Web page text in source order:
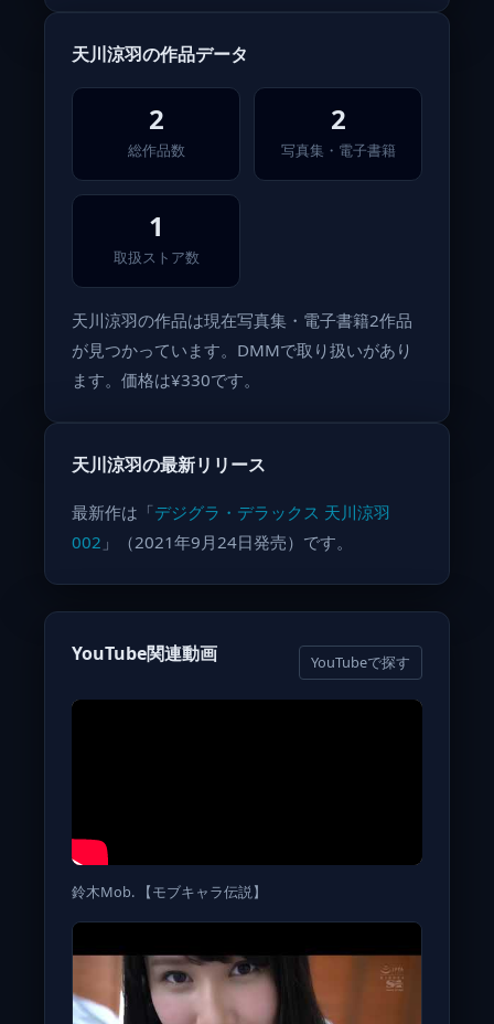
天川涼羽の作品データ
2
総作品数
2
写真集・電子書籍
1
取扱ストア数
天川涼羽の作品は現在写真集・電子書籍2作品
が見つかっています。DMMで取り扱いがあり
ます。価格は¥330です。
天川涼羽の最新リリース
最新作は「デジグラ・デラックス 天川涼羽
002 」（2021年9月24日発売）です。
YouTube関連動画 YouTubeで探す
鈴木Mob. 【モブキャラ伝説】